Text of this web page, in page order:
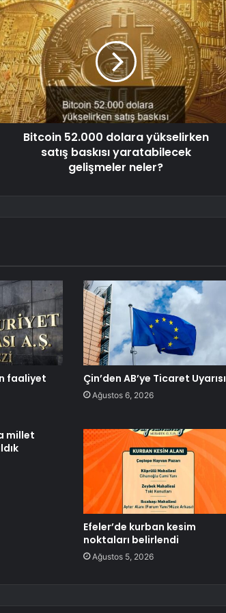
Bitcoin 52.000 dolara yükselirken
satış baskısı yaratabilecek
gelişmeler neler?
faaliyet
Çin’den AB’ye Ticaret Uyarısı
Ağustos 6, 2026
millet
Efeler’de kurban kesim
noktaları belirlendi
Ağustos 5, 2026